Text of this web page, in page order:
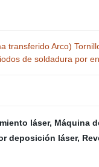
transferido Arco)
de soldadura por
láser, Máquina
deposición láser,